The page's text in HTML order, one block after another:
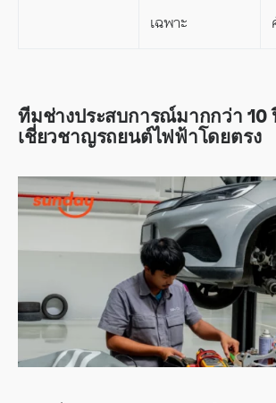
เฉพาะ
ทีมช่างประสบการณ์มากกว่า 10
เชี่ยวชาญรถยนต์ไฟฟ้าโดยตรง